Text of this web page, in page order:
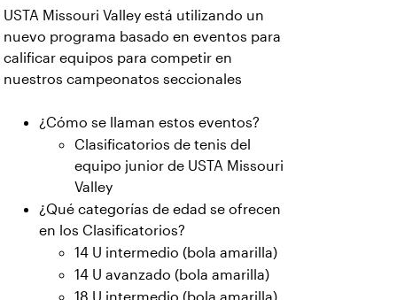
USTA Missouri Valley está utilizando un
nuevo programa basado en eventos para
calificar equipos para competir en
nuestros campeonatos seccionales
¿Cómo se llaman estos eventos?
Clasificatorios de tenis del
equipo junior de USTA Missouri
Valley
¿Qué categorías de edad se ofrecen
en los Clasificatorios?
14 U intermedio (bola amarilla)
14 U avanzado (bola amarilla)
18 U intermedio (bola amarilla)